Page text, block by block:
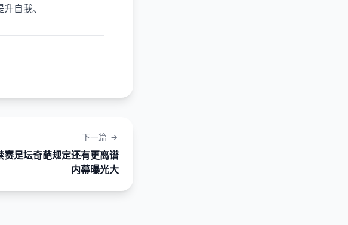
自我、
下一篇
足坛奇葩规定还有更离谱
内幕曝光大